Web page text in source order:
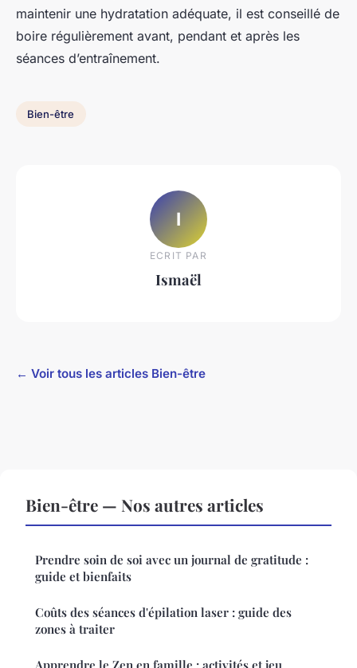
maintenir une hydratation adéquate, il est conseillé de
boire régulièrement avant, pendant et après les
séances d’entraînement.
Bien-être
I
ECRIT PAR
Ismaël
← Voir tous les articles Bien-être
Bien-être — Nos autres articles
Prendre soin de soi avec un journal de gratitude :
guide et bienfaits
Coûts des séances d'épilation laser : guide des
zones à traiter
Apprendre le Zen en famille : activités et jeu